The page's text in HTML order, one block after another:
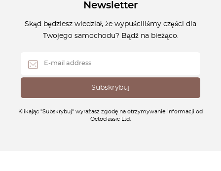
Newsletter
Skąd będziesz wiedział, że wypuściliśmy części dla
Twojego samochodu? Bądź na bieżąco.
Klikając "Subskrybuj" wyrażasz zgodę na otrzymywanie informacji od
Octoclassic Ltd.